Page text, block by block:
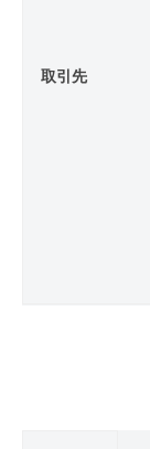
取引先